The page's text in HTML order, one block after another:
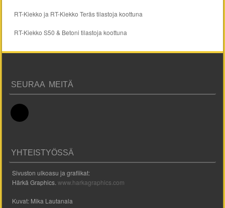
RT-Kiekko ja RT-Kiekko Teräs tilastoja koottuna
RT-Kiekko S50 & Betoni tilastoja koottuna
SEURAA MEITÄ
YHTEISTYÖSSÄ
Sivuston ulkoasu ja grafiikat:
Härkä Graphics.www.harkagraphics.com
Kuvat: Mika Lautanala